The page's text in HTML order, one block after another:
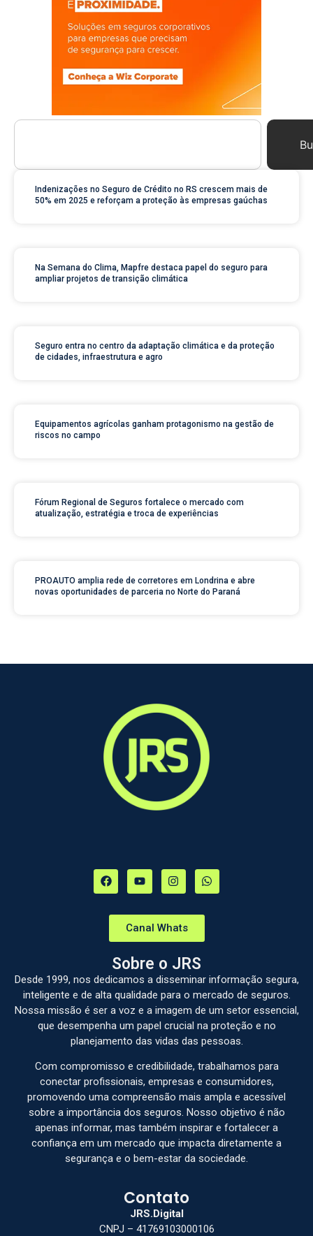
Indenizações no Seguro de Crédito no RS crescem mais de
50% em 2025 e reforçam a proteção às empresas gaúchas
Na Semana do Clima, Mapfre destaca papel do seguro para
ampliar projetos de transição climática
Seguro entra no centro da adaptação climática e da proteção
de cidades, infraestrutura e agro
Equipamentos agrícolas ganham protagonismo na gestão de
riscos no campo
Fórum Regional de Seguros fortalece o mercado com
atualização, estratégia e troca de experiências
PROAUTO amplia rede de corretores em Londrina e abre
novas oportunidades de parceria no Norte do Paraná
Canal Whats
Sobre o JRS
Desde 1999, nos dedicamos a disseminar informação segura,
inteligente e de alta qualidade para o mercado de seguros.
Nossa missão é ser a voz e a imagem de um setor essencial,
que desempenha um papel crucial na proteção e no
planejamento das vidas das pessoas.
Com compromisso e credibilidade, trabalhamos para
conectar profissionais, empresas e consumidores,
promovendo uma compreensão mais ampla e acessível
sobre a importância dos seguros. Nosso objetivo é não
apenas informar, mas também inspirar e fortalecer a
confiança em um mercado que impacta diretamente a
segurança e o bem-estar da sociedade.
Contato
JRS.Digital
CNPJ – 41769103000106